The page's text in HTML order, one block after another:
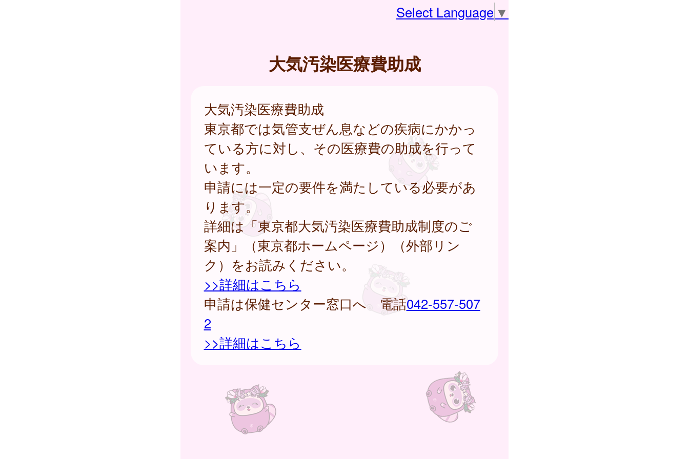
Select Language ▼
大気汚染医療費助成
大気汚染医療費助成
東京都では気管支ぜん息などの疾病にかかっ
ている方に対し、その医療費の助成を行って
います。
申請には一定の要件を満たしている必要があ
ります。
詳細は「東京都大気汚染医療費助成制度のご
案内」（東京都ホームページ）（外部リン
ク）をお読みください。
>>詳細はこちら
申請は保健センター窓口へ 電話042-557-507
2
>>詳細はこちら